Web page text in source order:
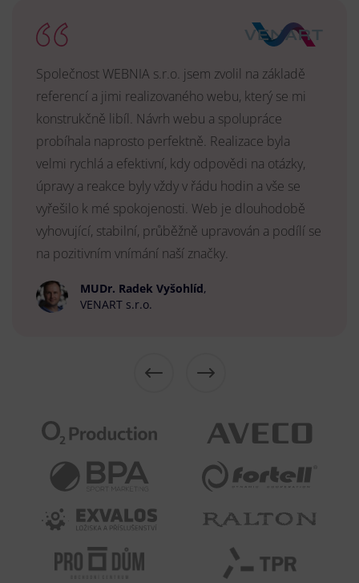
Společnost WEBNIA s.r.o. jsem zvolil na základě
referencí a jimi realizovaného webu, který se mi
konstrukčně libíl. Návrh webu a spolupráce
probíhala naprosto perfektně. Realizace byla
velmi rychlá a efektivní, kdy odpovědi na otázky,
úpravy a reakce byly vždy v řádu hodin a vše se
vyřešilo k mé spokojenosti. Web je dlouhodobě
vyhovující, stabilní, průběžně upravován a podílí se
na pozitivním vnímání naší značky.
MUDr. Radek Vyšohlíd,
VENART s.r.o.